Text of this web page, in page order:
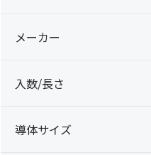
メーカー
入数/長さ
導体サイズ